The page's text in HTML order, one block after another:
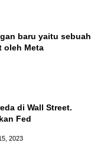
baru yaitu sebuah
oleh Meta
di Wall Street.
Fed
2023